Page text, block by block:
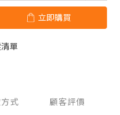
立即購買
單
式 顧客評價